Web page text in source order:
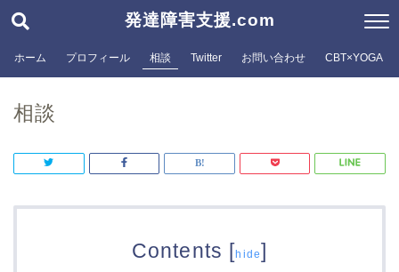
発達障害支援.com
ホーム プロフィール 相談 Twitter お問い合わせ CBT×YOGA
相談
Contents [hide]